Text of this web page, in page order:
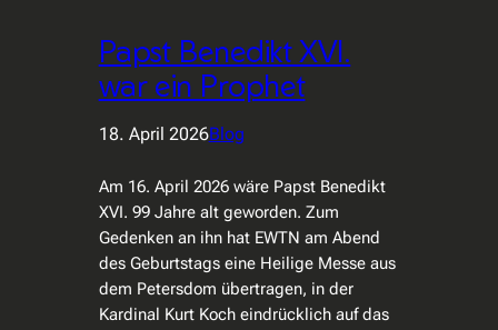
Papst Benedikt XVI.
war ein Prophet
18. April 2026Blog
Am 16. April 2026 wäre Papst Benedikt
XVI. 99 Jahre alt geworden. Zum
Gedenken an ihn hat EWTN am Abend
des Geburtstags eine Heilige Messe aus
dem Petersdom übertragen, in der
Kardinal Kurt Koch eindrücklich auf das